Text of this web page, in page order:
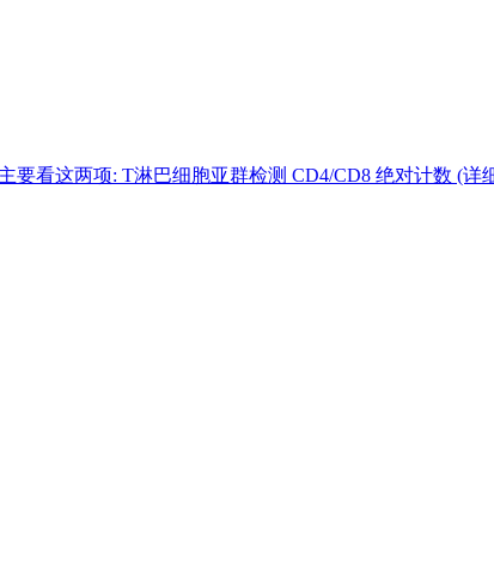
要看这两项: T淋巴细胞亚群检测 CD4/CD8 绝对计数 (详